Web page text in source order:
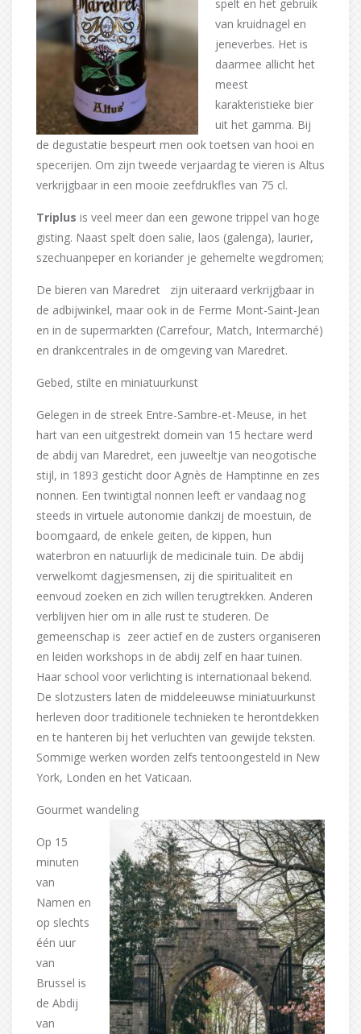
spelt en het gebruik
van kruidnagel en
jeneverbes. Het is
daarmee allicht het
meest
karakteristieke bier
uit het gamma. Bij
de degustatie bespeurt men ook toetsen van hooi en
specerijen. Om zijn tweede verjaardag te vieren is Altus
verkrijgbaar in een mooie zeefdrukfles van 75 cl.
Triplus is veel meer dan een gewone trippel van hoge
gisting. Naast spelt doen salie, laos (galenga), laurier,
szechuanpeper en koriander je gehemelte wegdromen;
De bieren van Maredret zijn uiteraard verkrijgbaar in
de adbijwinkel, maar ook in de Ferme Mont-Saint-Jean
en in de supermarkten (Carrefour, Match, Intermarché)
en drankcentrales in de omgeving van Maredret.
Gebed, stilte en miniatuurkunst
Gelegen in de streek Entre-Sambre-et-Meuse, in het
hart van een uitgestrekt domein van 15 hectare werd
de abdij van Maredret, een juweeltje van neogotische
stijl, in 1893 gesticht door Agnès de Hamptinne en zes
nonnen. Een twintigtal nonnen leeft er vandaag nog
steeds in virtuele autonomie dankzij de moestuin, de
boomgaard, de enkele geiten, de kippen, hun
waterbron en natuurlijk de medicinale tuin. De abdij
verwelkomt dagjesmensen, zij die spiritualiteit en
eenvoud zoeken en zich willen terugtrekken. Anderen
verblijven hier om in alle rust te studeren. De
gemeenschap is zeer actief en de zusters organiseren
en leiden workshops in de abdij zelf en haar tuinen.
Haar school voor verlichting is internationaal bekend.
De slotzusters laten de middeleeuwse miniatuurkunst
herleven door traditionele technieken te herontdekken
en te hanteren bij het verluchten van gewijde teksten.
Sommige werken worden zelfs tentoongesteld in New
York, Londen en het Vaticaan.
Gourmet wandeling
Op 15
minuten
van
Namen en
op slechts
één uur
van
Brussel is
de Abdij
van